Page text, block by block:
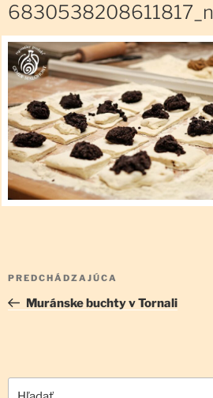
6830538208611817_n
Navigácia
článku
Predchádzajúci
článok
PREDCHÁDZAJÚCA
Muránske buchty v Tornali